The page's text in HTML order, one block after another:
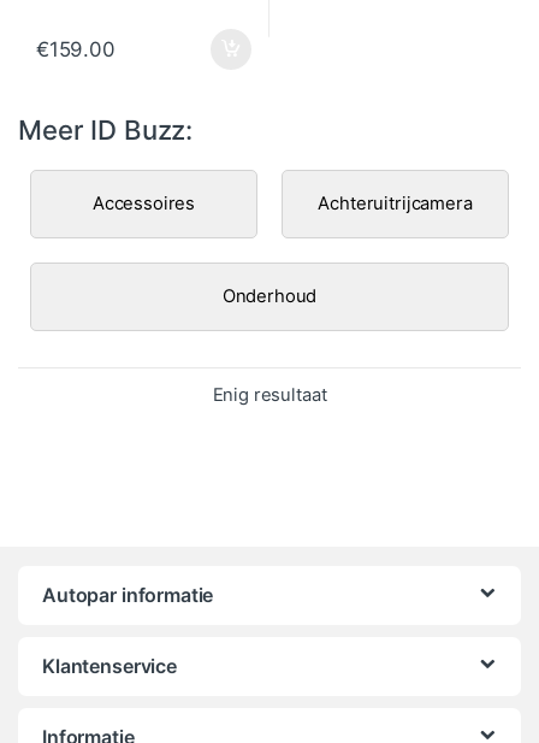
€159.00
Meer ID Buzz:
Accessoires Achteruitrijcamera
Onderhoud
Enig resultaat
Autopar informatie
Klantenservice
Informatie